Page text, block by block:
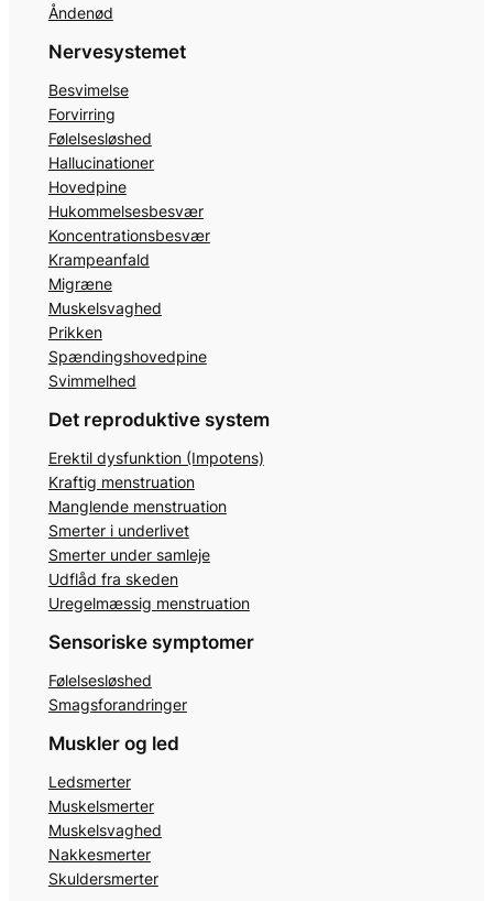
Åndenød
Nervesystemet
Besvimelse
Forvirring
Følelsesløshed
Hallucinationer
Hovedpine
Hukommelsesbesvær
Koncentrationsbesvær
Krampeanfald
Migræne
Muskelsvaghed
Prikken
Spændingshovedpine
Svimmelhed
Det reproduktive system
Erektil dysfunktion (Impotens)
Kraftig menstruation
Manglende menstruation
Smerter i underlivet
Smerter under samleje
Udflåd fra skeden
Uregelmæssig menstruation
Sensoriske symptomer
Følelsesløshed
Smagsforandringer
Muskler og led
Ledsmerter
Muskelsmerter
Muskelsvaghed
Nakkesmerter
Skuldersmerter